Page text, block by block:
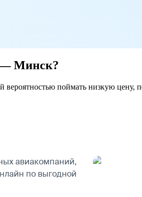
— Минск?
поймать низкую
авиакомпаний,
по выгодной